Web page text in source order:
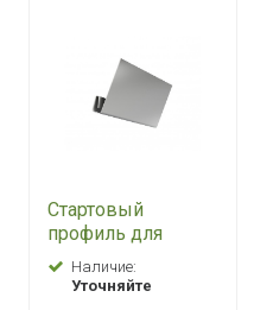
Стартовый
профиль для
Фасадных панелей
Grand Line 2.0
Наличие:
Уточняйте